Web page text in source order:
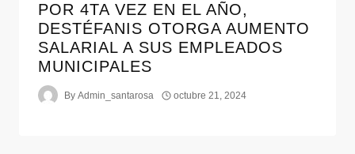
POR 4TA VEZ EN EL AÑO,
DESTÉFANIS OTORGA AUMENTO
SALARIAL A SUS EMPLEADOS
MUNICIPALES
By Admin_santarosa octubre 21, 2024